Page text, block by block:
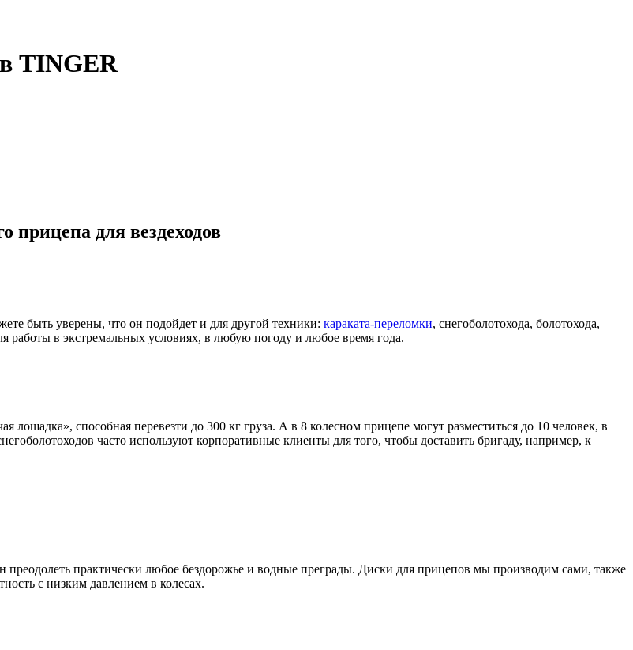
TINGER
прицепа для вездеходов
быть уверены, что он подойдет и для другой техники: караката-переломки, снегоболотохода, болотохода,
работы в экстремальных условиях, в любую погоду и любое время года.
способная перевезти до 300 кг груза. А в 8 колесном прицепе могут разместиться до 10 человек, в
часто используют корпоративные клиенты для того, чтобы доставить бригаду, например, к
практически любое бездорожье и водные преграды. Диски для прицепов мы производим сами, также
с низким давлением в колесах.